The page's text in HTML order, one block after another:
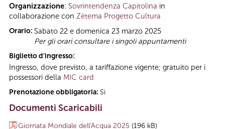
Organizzazione: Sovrintendenza Capitolina in
collaborazione con Zètema Progetto Cultura
Orario: Sabato 22 e domenica 23 marzo 2025
Per gli orari consultare i singoli appuntamenti
Biglietto d'ingresso:
Ingresso, dove previsto, a tariffazione vigente; gratuito per i
possessori della MIC card
Prenotazione obbligatoria: Sì
Documenti Scaricabili
Giornata Mondiale dell'Acqua 2025 (196 kB)